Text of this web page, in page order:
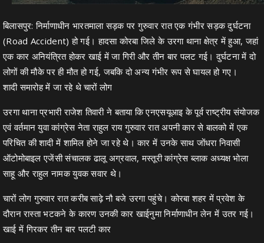
बिलासपुर: निर्माणाधीन भारतमाला सड़क पर गुरुवार रात एक गंभीर सड़क दुर्घटना
(Road Accident) हो गई। हादसा कोरबा जिले के उरगा थाना क्षेत्र में हुआ, जहां
एक कार अनियंत्रित होकर खाई में जा गिरी और तीन बार पलट गई। दुर्घटना में दो
लोगों की मौके पर ही मौत हो गई, जबकि दो अन्य गंभीर रूप से घायल हो गए।
शादी समारोह में जा रहे थे चारों लोग
उरगा थाना प्रभारी राजेश तिवारी ने बताया कि एनएसयूआइ के पूर्व राष्ट्रीय संयोजक
एवं वर्तमान युवा कांग्रेस नेता राहुल राय गुरुवार रात अपनी कार से बालको में एक
परिचित की शादी में शामिल होने जा रहे थे। कार में उनके साथ जोंधरा निवासी
ऑटोमोबाइल एजेंसी संचालक ढालू अग्रवाल, मस्तूरी कांग्रेस ब्लाक अध्यक्ष भोला
साहू और राहुल नामक युवक सवार थे।
चारों लोग गुरुवार रात करीब साढ़े नौ बजे उरगा पहुंचे। कोरबा शहर में प्रवेश के
दौरान रास्ता भटकने के कारण उनकी कार खाईनुमा निर्माणाधीन लेन में उतर गई।
खाई में गिरकर तीन बार पलटी कार